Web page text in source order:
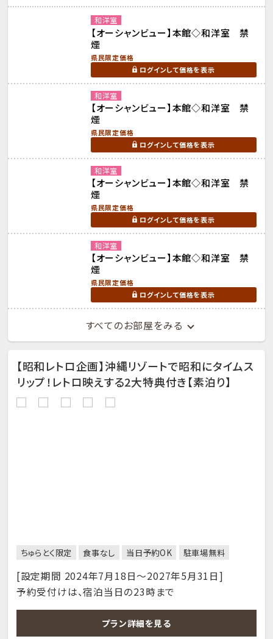
和洋室
【オーシャンビュー】本館◇和洋室 禁
煙
県民限定価格
ログインして価格を表示
和洋室
【オーシャンビュー】本館◇和洋室 禁
煙
県民限定価格
ログインして価格を表示
和洋室
【オーシャンビュー】本館◇和洋室 禁
煙
県民限定価格
ログインして価格を表示
和洋室
【オーシャンビュー】本館◇和洋室 禁
煙
県民限定価格
ログインして価格を表示
すべてのお部屋をみる
【昭和レトロ企画】沖縄リゾートで昭和にタイムス
リップ！レトロ映えする2大特典付き【素泊り】
ちゅらとく限定 食事なし 当日予約OK 駐車場無料
[設定期間 2024年7月18日～2027年5月31日]
予約受付けは、宿泊当日の23時まで
プラン詳細を見る